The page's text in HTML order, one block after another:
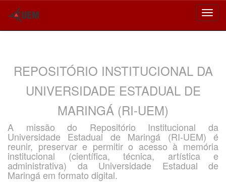
REPOSITÓRIO INSTITUCIONAL DA
UNIVERSIDADE ESTADUAL DE
MARINGÁ (RI-UEM)
A missão do Repositório Institucional da
Universidade Estadual de Maringá (RI-UEM) é
reunir, preservar e permitir o acesso à memória
institucional (científica, técnica, artística e
administrativa) da Universidade Estadual de
Maringá em formato digital.